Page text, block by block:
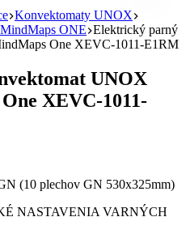
Konvektomaty UNOX
ONE Elektrický parný
One XEVC-1011-E1RM
UNOX
XEVC-1011-
(10 plechov GN 530x325mm)
NASTAVENIA VARNÝCH